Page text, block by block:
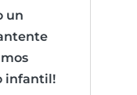
un
infantil!